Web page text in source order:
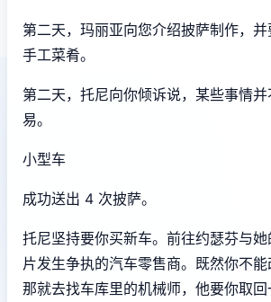
第二天，玛丽亚向您介绍披萨制作，
手工菜肴。
第二天，托尼向你倾诉说，某些事情
易。
小型车
成功送出 4 次披萨。
托尼坚持要你买新车。前往约瑟芬与
片发生争执的汽车零售商。既然你不能
那就去找车库里的机械师，他要你取